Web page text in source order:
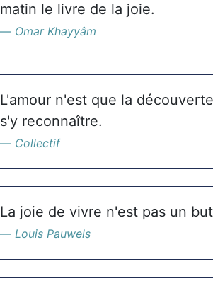
matin le livre de la joie.
Omar Khayyâm
L'amour n'est que la
s'y reconnaître.
Collectif
La joie de vivre n'est pas un
Louis Pauwels